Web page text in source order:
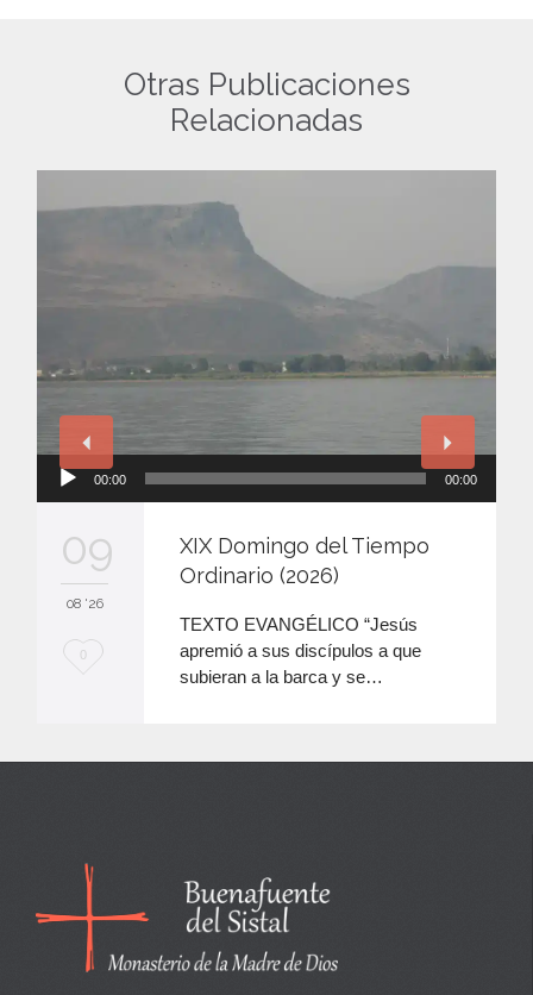
Otras Publicaciones
Relacionadas
00:00 00:00
09
08 '26
M
n
t
a
0
XIX Domingo del Tiempo
Ordinario (2026)
TEXTO EVANGÉLICO “Jesús
apremió a sus discípulos a que
subieran a la barca y se…